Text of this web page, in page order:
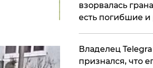
взорвалась
есть погибшие
Владелец
признался, что